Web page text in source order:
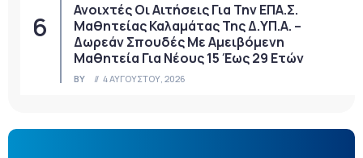
Ανοιχτές Οι Αιτήσεις Για Την ΕΠΑ.Σ.
Μαθητείας Καλαμάτας Της Δ.ΥΠ.Α. –
Δωρεάν Σπουδές Με Αμειβόμενη
Μαθητεία Για Νέους 15 Έως 29 Ετών
BY 4 ΑΥΓΟΎΣΤΟΥ, 2026